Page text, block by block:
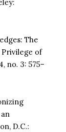
The
Privilege of
no. 3: 575–
D.C.: